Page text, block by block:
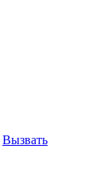
Вызвать